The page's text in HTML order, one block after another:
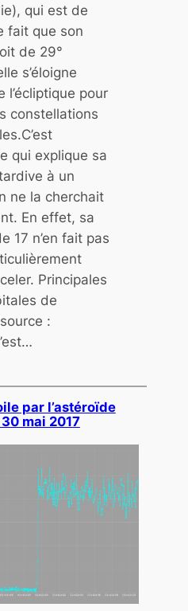
qui est de
fait que son
de 29°
s’éloigne
l’écliptique pour
constellations
qui explique sa
à un
ne la cherchait
En effet, sa
17 n’en fait pas
Principales
de
:
par l’astéroïde
mai 2017